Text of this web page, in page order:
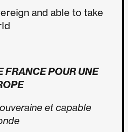
and able to take
FRANCE POUR UNE
et capable